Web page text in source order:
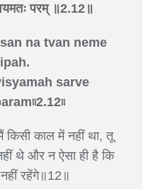
परम् ॥2.12॥
na tvan neme
sarve
किसी काल में नहीं था, तू
थे और न ऐसा ही है कि
रहेंगे॥12॥